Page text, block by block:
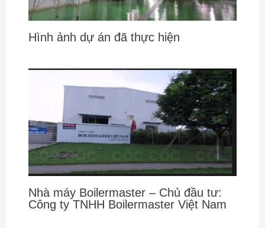
Hình ảnh dự án đã thực hiện
Nhà máy Boilermaster – Chủ đầu tư:
Công ty TNHH Boilermaster Việt Nam